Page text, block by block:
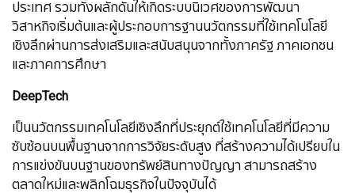
ประเทศ รวมทั้งผลักดันให้เกิดระบบนิเวศของการพัฒนา
วิสาหกิจเริ่มต้นและผู้ประกอบการฐานนวัตกรรมที่ใช้เทคโนโลยี
เชิงลึกผ่านการส่งเสริมและสนับสนุนจากทั้งภาครัฐ ภาคเอกชน
และภาคการศึกษา
DeepTech
เป็นนวัตกรรมเทคโนโลยีเชิงลึกที่ประยุกต์ใช้เทคโนโลยีที่มีความ
ซับซ้อนบนพื้นฐานจากการวิจัยระดับสูง ที่สร้างความได้เปรียบใน
การแข่งขันบนฐานของทรัพย์สินทางปัญญา สามารถสร้าง
ตลาดใหม่และพลิกโฉมธุรกิจในปัจจุบันได้